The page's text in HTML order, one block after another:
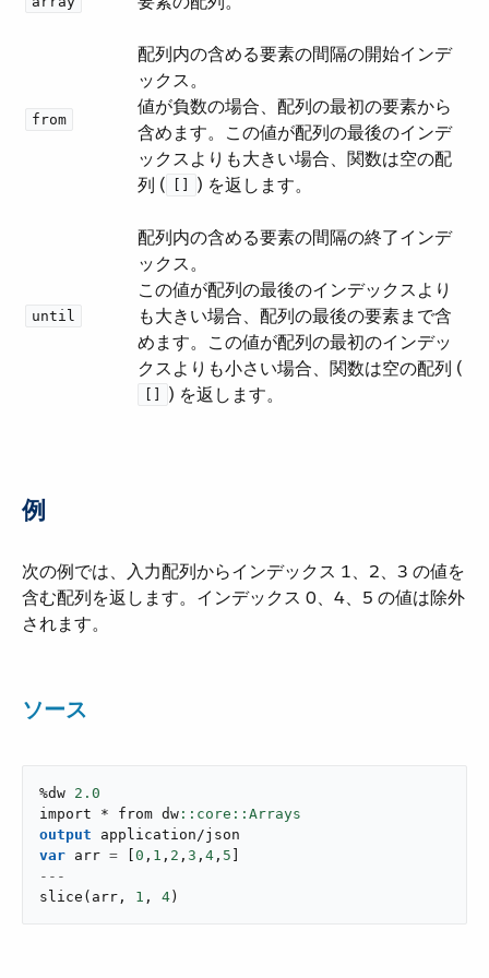
from
配列内の含める要素の間隔の開始インデ
ックス。
値が負数の場合、配列の最初の要素から
含めます。この値が配列の最後のインデ
ックスよりも大きい場合、関数は空の配
列 (​
​) を返します。
until
配列内の含める要素の間隔の終了インデ
ックス。
この値が配列の最後のインデックスより
も大きい場合、配列の最後の要素まで含
めます。この値が配列の最初のインデッ
クスよりも小さい場合、関数は空の配列 (​
​) を返します。
例
次の例では、入力配列からインデックス 1、2、3 の値を
含む配列を返します。インデックス 0、4、5 の値は除外
されます。
ソース
%dw 2.0
import * from dw
output
application/json
var arr = 0 , 1 , 2 , 3 , 4 , 5
---
slice ( arr , 1 , 4 )